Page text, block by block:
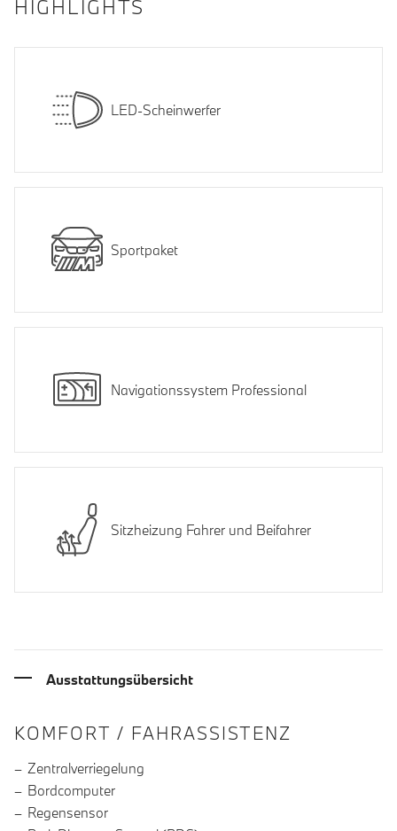
HIGHLIGHTS
LED-Scheinwerfer
Sportpaket
Navigationssystem Professional
Sitzheizung Fahrer und Beifahrer
Ausstattungsübersicht
INFORMATIONEN ÜBER DIE
KOMFORT / FAHRASSISTENZ
Zentralverriegelung
Bordcomputer
Regensensor